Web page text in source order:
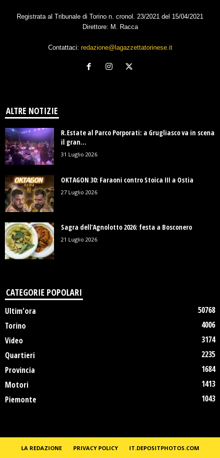
Registrata al Tribunale di Torino n. cronol. 23/2021 del 15/04/2021
Direttore: M. Racca
Contattaci: redazione@lagazzettatorinese.it
ALTRE NOTIZIE
R.Estate al Parco Porporati: a Grugliasco va in scena
il gran...
31 Luglio 2026
OKTAGON 30: Faraoni contro Stoica III a Ostia
27 Luglio 2026
Sagra dell’Agnolotto 2026: festa a Bosconero
21 Luglio 2026
CATEGORIE POPOLARI
Ultim'ora
50768
Torino
4006
Video
3174
Quartieri
2235
Provincia
1684
Motori
1413
Piemonte
1043
LA REDAZIONE PRIVACY POLICY IT.DEPOSITPHOTOS.COM